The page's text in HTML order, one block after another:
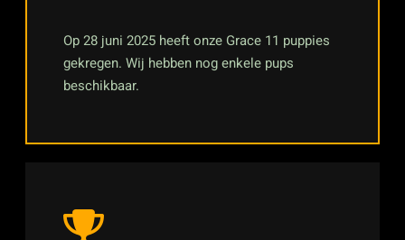
Op 28 juni 2025 heeft onze Grace 11 puppies
gekregen. Wij hebben nog enkele pups
beschikbaar.